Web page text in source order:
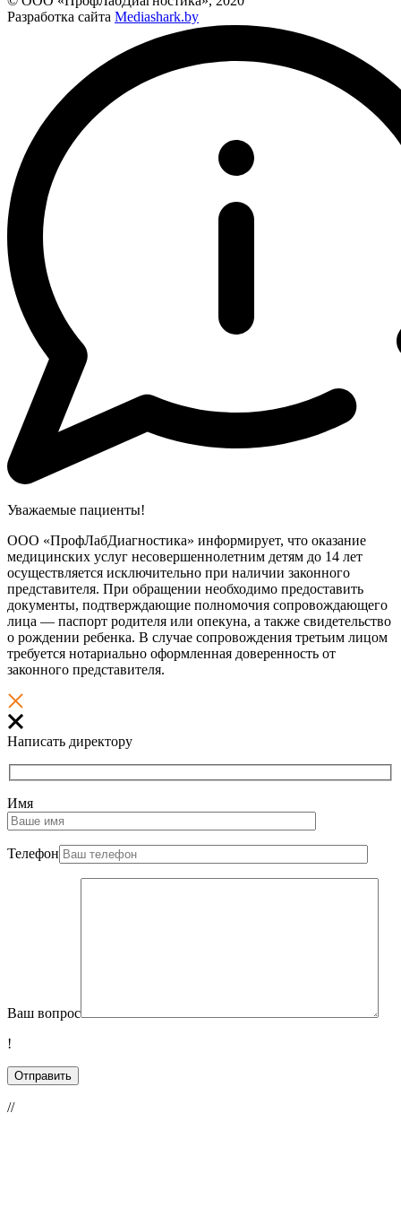
Разработка сайта Mediashark.by
Уважаемые пациенты!
ООО «ПрофЛабДиагностика» информирует, что оказание
медицинских услуг несовершеннолетним детям до 14 лет
осуществляется исключительно при наличии законного
представителя. При обращении необходимо предоставить
документы, подтверждающие полномочия сопровождающего
лица — паспорт родителя или опекуна, а также свидетельство
о рождении ребенка. В случае сопровождения третьим лицом
требуется нотариально оформленная доверенность от
законного представителя.
Написать директору
Имя
Телефон
Ваш вопрос
!
//